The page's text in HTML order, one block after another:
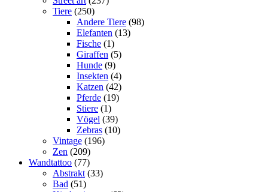
Tiere (250)
Andere Tiere (98)
Elefanten (13)
Fische (1)
Giraffen (5)
Hunde (9)
Insekten (4)
Katzen (42)
Pferde (19)
Stiere (1)
Vögel (39)
Zebras (10)
Vintage (196)
Zen (209)
Wandtattoo (77)
Abstrakt (33)
Bad (51)